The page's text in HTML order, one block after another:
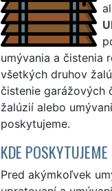
umývania a čistenia
všetkých druhov
čistenie garážových
žalúzií alebo
poskytujeme.
KDE
Pred akýmkoľvek